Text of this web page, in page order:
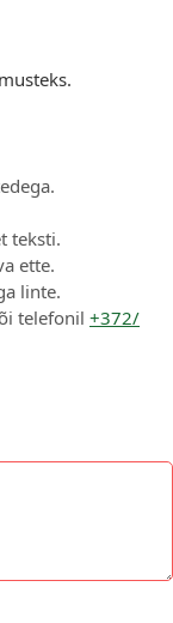
teksti.
ette.
linte.
telefonil +372/